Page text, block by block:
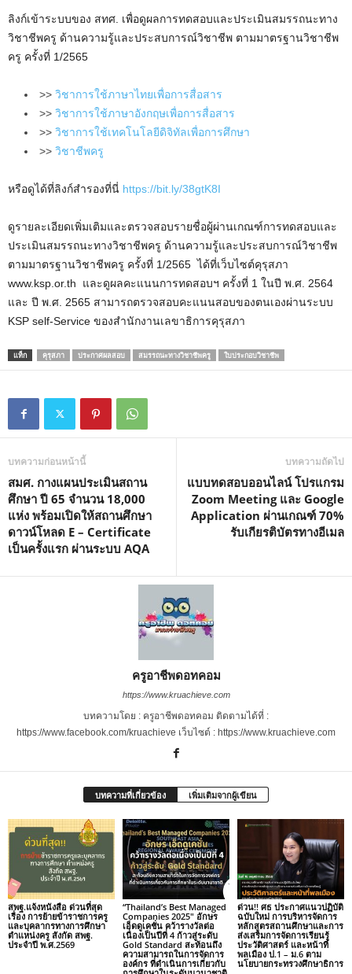
ลิงก์เข้าระบบของ สทศ. เพื่อดูผลการทดสอบและประเมินสมรรถนะทาง
วิชาชีพครู ด้านความรู้และประสบการณ์วิชาชีพ ตามมาตรฐานวิชาชีพ
ครู ครั้งที่ 1/2565
>> วิชาการใช้ภาษาไทยเพื่อการสื่อสาร
>> วิชาการใช้ภาษาอังกฤษเพื่อการสื่อสาร
>> วิชาการใช้เทคโนโลยีดิจิทัลเพื่อการศึกษา
>> วิชาชีพครู
หรือดูได้ที่ลิงก์สำรองที่นี่ https://bit.ly/38gtK8I
ดูรายละเอียดเพิ่มเติมและตรวจสอบรายชื่อผู้ผ่านเกณฑ์การทดสอบและ
ประเมินสมรรถนะทางวิชาชีพครู ด้านความรู้และประสบการณ์วิชาชีพ
ตามมาตรฐานวิชาชีพครู ครั้งที่ 1/2565 ได้ที่เว็บไซต์คุรุสภา
www.ksp.or.th และดูผลคะแนนการทดสอบฯ ครั้งที่ 1 ในปี พ.ศ. 2564
และ ปี พ.ศ. 2565 สามารถตรวจสอบคะแนนสอบของตนเองผ่านระบบ
KSP self-Service ของสำนักงานเลขาธิการคุรุสภา
แท็ก คุรุสภา ประกาศผลสอบ สมรรถนะทางวิชาชีพครู ใบประกอบวิชาชีพ
บทความก่อนหน้านี้
สมศ. กางแผนประเมินสถาน
ศึกษา ปี 65 จำนวน 18,000
แห่ง พร้อมเปิดให้สถานศึกษา
ดาวน์โหลด E – Certificate
เป็นครั้งแรก ผ่านระบบ AQA
บทความถัดไป
แบบทดสอบออนไลน์ โปรแกรม
Zoom Meeting และ Google
Application ผ่านเกณฑ์ 70%
รับเกียรติบัตรทางอีเมล
ครูอาชีพดอทคอม
https://www.kruachieve.com
บทความโดย : ครูอาชีพดอทคอม ติดตามได้ที่ :
https://www.facebook.com/kruachieve เว็บไซต์ : https://www.kruachieve.com
บทความที่เกี่ยวข้อง เพิ่มเติมจากผู้เขียน
สพฐ.แจ้งหนังสือ ด่วนที่สุด
เรื่อง การย้ายข้าราชการครู
และบุคลากรทางการศึกษา
ตำแหน่งครู สังกัด สพฐ.
ประจำปี พ.ศ.2569
“Thailand’s Best Managed
Companies 2025″ อักษร
เอ็ดดูเคชั่น คว้ารางวัลต่อ
เนื่องเป็นปีที่ 4 ก้าวสู่ระดับ
Gold Standard สะท้อนถึง
ความสามารถในการจัดการ
องค์กร ที่ดำเนินการเกี่ยวกับ
ด่วน!! ศธ ประกาศแนวปฏิบัติ
ฉบับใหม่ การบริหารจัดการ
หลักสูตรสถานศึกษาและการ
ส่งเสริมการจัดการเรียนรู้
ประวัติศาสตร์ และหน้าที่
พลเมือง ป.1 – ม.6 ตาม
นโยบายกระทรวงศึกษาธิการ